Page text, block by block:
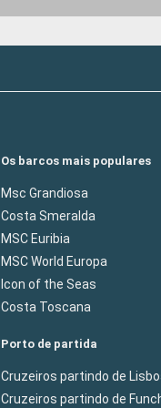
Os barcos mais populares
Msc Grandiosa
Costa Smeralda
MSC Euribia
MSC World Europa
Icon of the Seas
Costa Toscana
Porto de partida
Cruzeiros partindo de
Cruzeiros partindo de